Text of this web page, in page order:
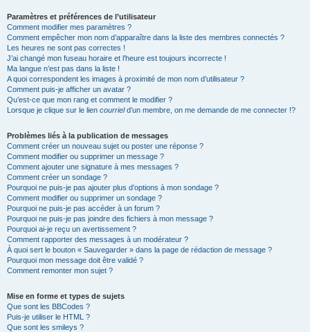
Paramètres et préférences de l’utilisateur
Comment modifier mes paramètres ?
Comment empêcher mon nom d’apparaître dans la liste des membres connectés ?
Les heures ne sont pas correctes !
J’ai changé mon fuseau horaire et l’heure est toujours incorrecte !
Ma langue n’est pas dans la liste !
A quoi correspondent les images à proximité de mon nom d’utilisateur ?
Comment puis-je afficher un avatar ?
Qu’est-ce que mon rang et comment le modifier ?
Lorsque je clique sur le lien courrield’un membre, on me demande de me connecter !?
Problèmes liés à la publication de messages
Comment créer un nouveau sujet ou poster une réponse ?
Comment modifier ou supprimer un message ?
Comment ajouter une signature à mes messages ?
Comment créer un sondage ?
Pourquoi ne puis-je pas ajouter plus d’options à mon sondage ?
Comment modifier ou supprimer un sondage ?
Pourquoi ne puis-je pas accéder à un forum ?
Pourquoi ne puis-je pas joindre des fichiers à mon message ?
Pourquoi ai-je reçu un avertissement ?
Comment rapporter des messages à un modérateur ?
À quoi sert le bouton « Sauvegarder » dans la page de rédaction de message ?
Pourquoi mon message doit être validé ?
Comment remonter mon sujet ?
Mise en forme et types de sujets
Que sont les BBCodes ?
Puis-je utiliser le HTML ?
Que sont les smileys ?